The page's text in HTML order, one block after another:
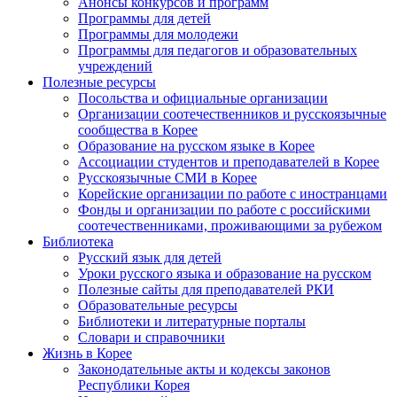
Программы для детей
Программы для молодежи
Программы для педагогов и образовательных
учреждений
Полезные ресурсы
Посольства и официальные организации
Организации соотечественников и русскоязычные
сообщества в Корее
Образование на русском языке в Корее
Ассоциации студентов и преподавателей в Корее
Русскоязычные СМИ в Корее
Корейские организации по работе с иностранцами
Фонды и организации по работе с российскими
соотечественниками, проживающими за рубежом
Библиотека
Русский язык для детей
Уроки русского языка и образование на русском
Полезные сайты для преподавателей РКИ
Образовательные ресурсы
Библиотеки и литературные порталы
Словари и справочники
Жизнь в Корее
Законодательные акты и кодексы законов
Республики Корея